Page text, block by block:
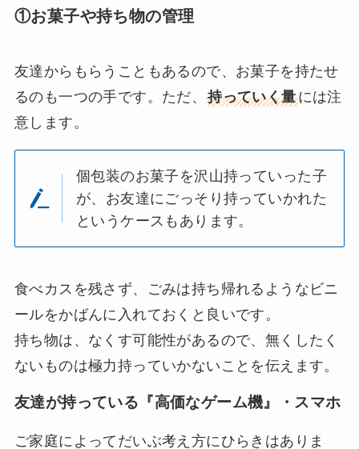
①お菓子や持ち物の管理
友達からもらうこともあるので、お菓子を持たせ
るのも一つの手です。ただ、持っていく量には注
意します。
個包装のお菓子を沢山持っていった子
が、お友達にごっそり持っていかれた
というケースもあります。
食べカスを残さず、ごみは持ち帰れるようなビニ
ールをかばんに入れておくと良いです。
持ち物は、なくす可能性があるので、無くしたく
ないものは極力持っていかないことを伝えます。
友達が持っている『高価なゲーム機』・スマホ
ご家庭によってだいぶ考え方にひらきはありま